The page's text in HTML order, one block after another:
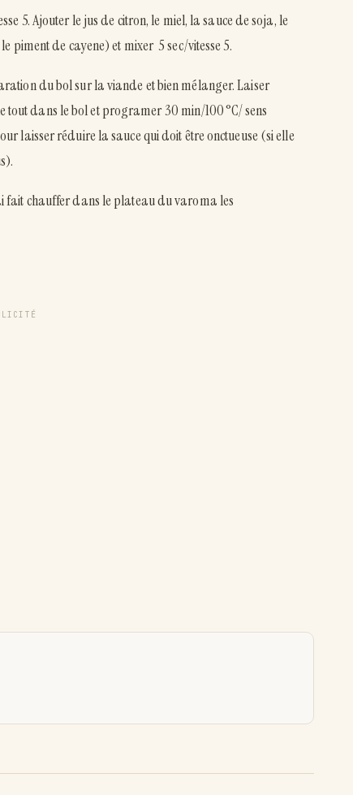
5. Ajouter le jus de citron, le miel, la sauce de soja, le
piment de cayene) et mixer 5 sec/vitesse 5.
du bol sur la viande et bien mélanger. Laiser
tout dans le bol et programer 30 min/100°C/ sens
laisser réduire la sauce qui doit être onctueuse (si elle
fait chauffer dans le plateau du varoma les